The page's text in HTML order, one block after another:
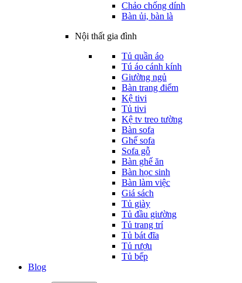
Chảo chống dính
Bàn ủi, bàn là
Nội thất gia đình
Tủ quần áo
Tú áo cánh kính
Giường ngủ
Bàn trang điểm
Kệ tivi
Tủ tivi
Kệ tv treo tường
Bàn sofa
Ghế sofa
Sofa gỗ
Bàn ghế ăn
Bàn học sinh
Bàn làm việc
Giá sách
Tủ giày
Tủ đầu giường
Tủ trang trí
Tủ bát đĩa
Tủ rượu
Tủ bếp
Blog